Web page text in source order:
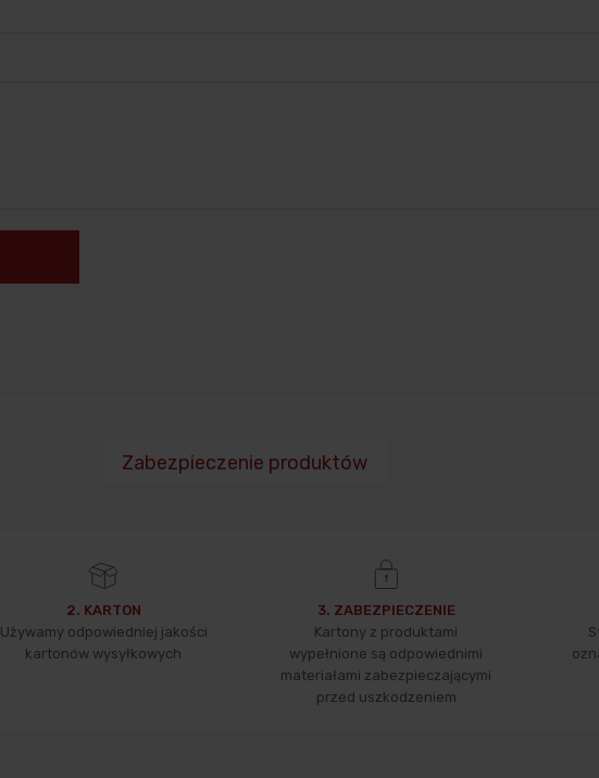
Zabezpieczenie produktów
2. KARTON
Używamy odpowiedniej jakości
kartonów wysyłkowych
3. ZABEZPIECZENIE
Kartony z produktami
wypełnione są odpowiednimi
materiałami zabezpieczającymi
przed uszkodzeniem